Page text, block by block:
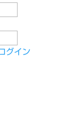
グイン